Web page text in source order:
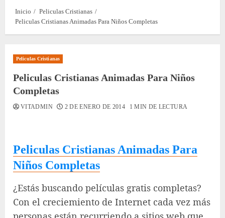
Inicio
Peliculas Cristianas
Peliculas Cristianas Animadas Para Niños Completas
Peliculas Cristianas
Peliculas Cristianas Animadas Para Niños
Completas
VITADMIN 2 DE ENERO DE 2014 1 MIN DE LECTURA
Peliculas Cristianas Animadas Para
Niños Completas
¿Estás buscando películas gratis completas?
Con el creciemiento de Internet cada vez más